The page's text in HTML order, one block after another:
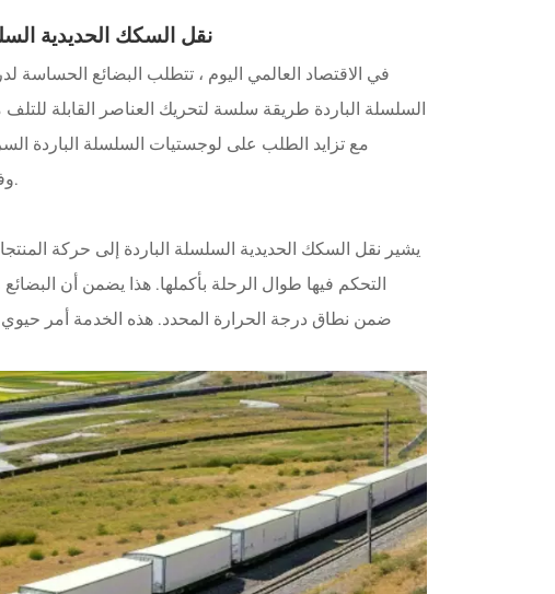
نقل السكك الحديدية
في الاقتصاد العالمي اليوم ، تتطلب البضائع الحساسة
السلسلة الباردة طريقة سلسة لتحريك العناصر القابلة للتلف
مع تزايد الطلب على لوجستيات السلسلة الباردة
وفعاليته من حيث التكلفة وخفض بصمة الكربون مقارنة بشحن الهواء.
يشير نقل السكك الحديدية السلسلة الباردة إلى حركة
التحكم فيها طوال الرحلة بأكملها. هذا يضمن أن
ضمن نطاق درجة الحرارة المحدد. هذه الخدمة أمر حيوي